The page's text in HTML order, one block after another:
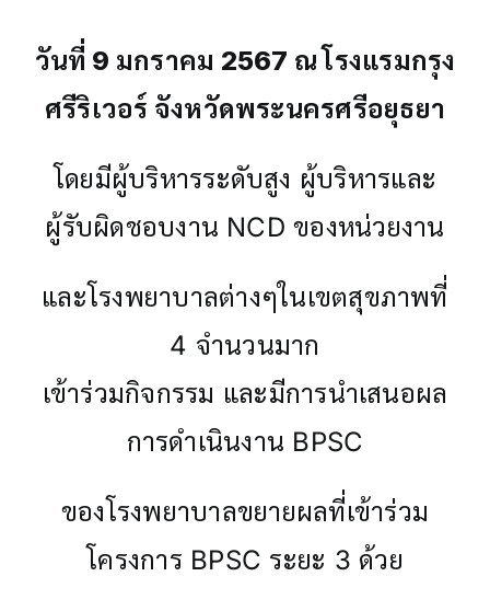
วันที่ 9 มกราคม 2567 ณ โรงแรมกรุง
ศรีริเวอร์ จังหวัดพระนครศรีอยุธยา
โดยมีผู้บริหารระดับสูง ผู้บริหารและ
ผู้รับผิดชอบงาน NCD ของหน่วยงาน
และโรงพยาบาลต่างๆในเขตสุขภาพที่
4 จำนวนมาก
เข้าร่วมกิจกรรม และมีการนำเสนอผล
การดำเนินงาน BPSC
ของโรงพยาบาลขยายผลที่เข้าร่วม
โครงการ BPSC ระยะ 3 ด้วย